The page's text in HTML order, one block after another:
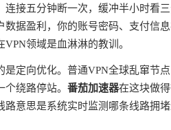
连接五分钟断一次，缓冲半小时看
数据盈利，你的账号密码、支付信
领域是血淋淋的教训。
是定向优化。普通VPN全球乱窜节
绕路停站。 番茄加速器在这块做
意思是系统实时监测哪条线路拥